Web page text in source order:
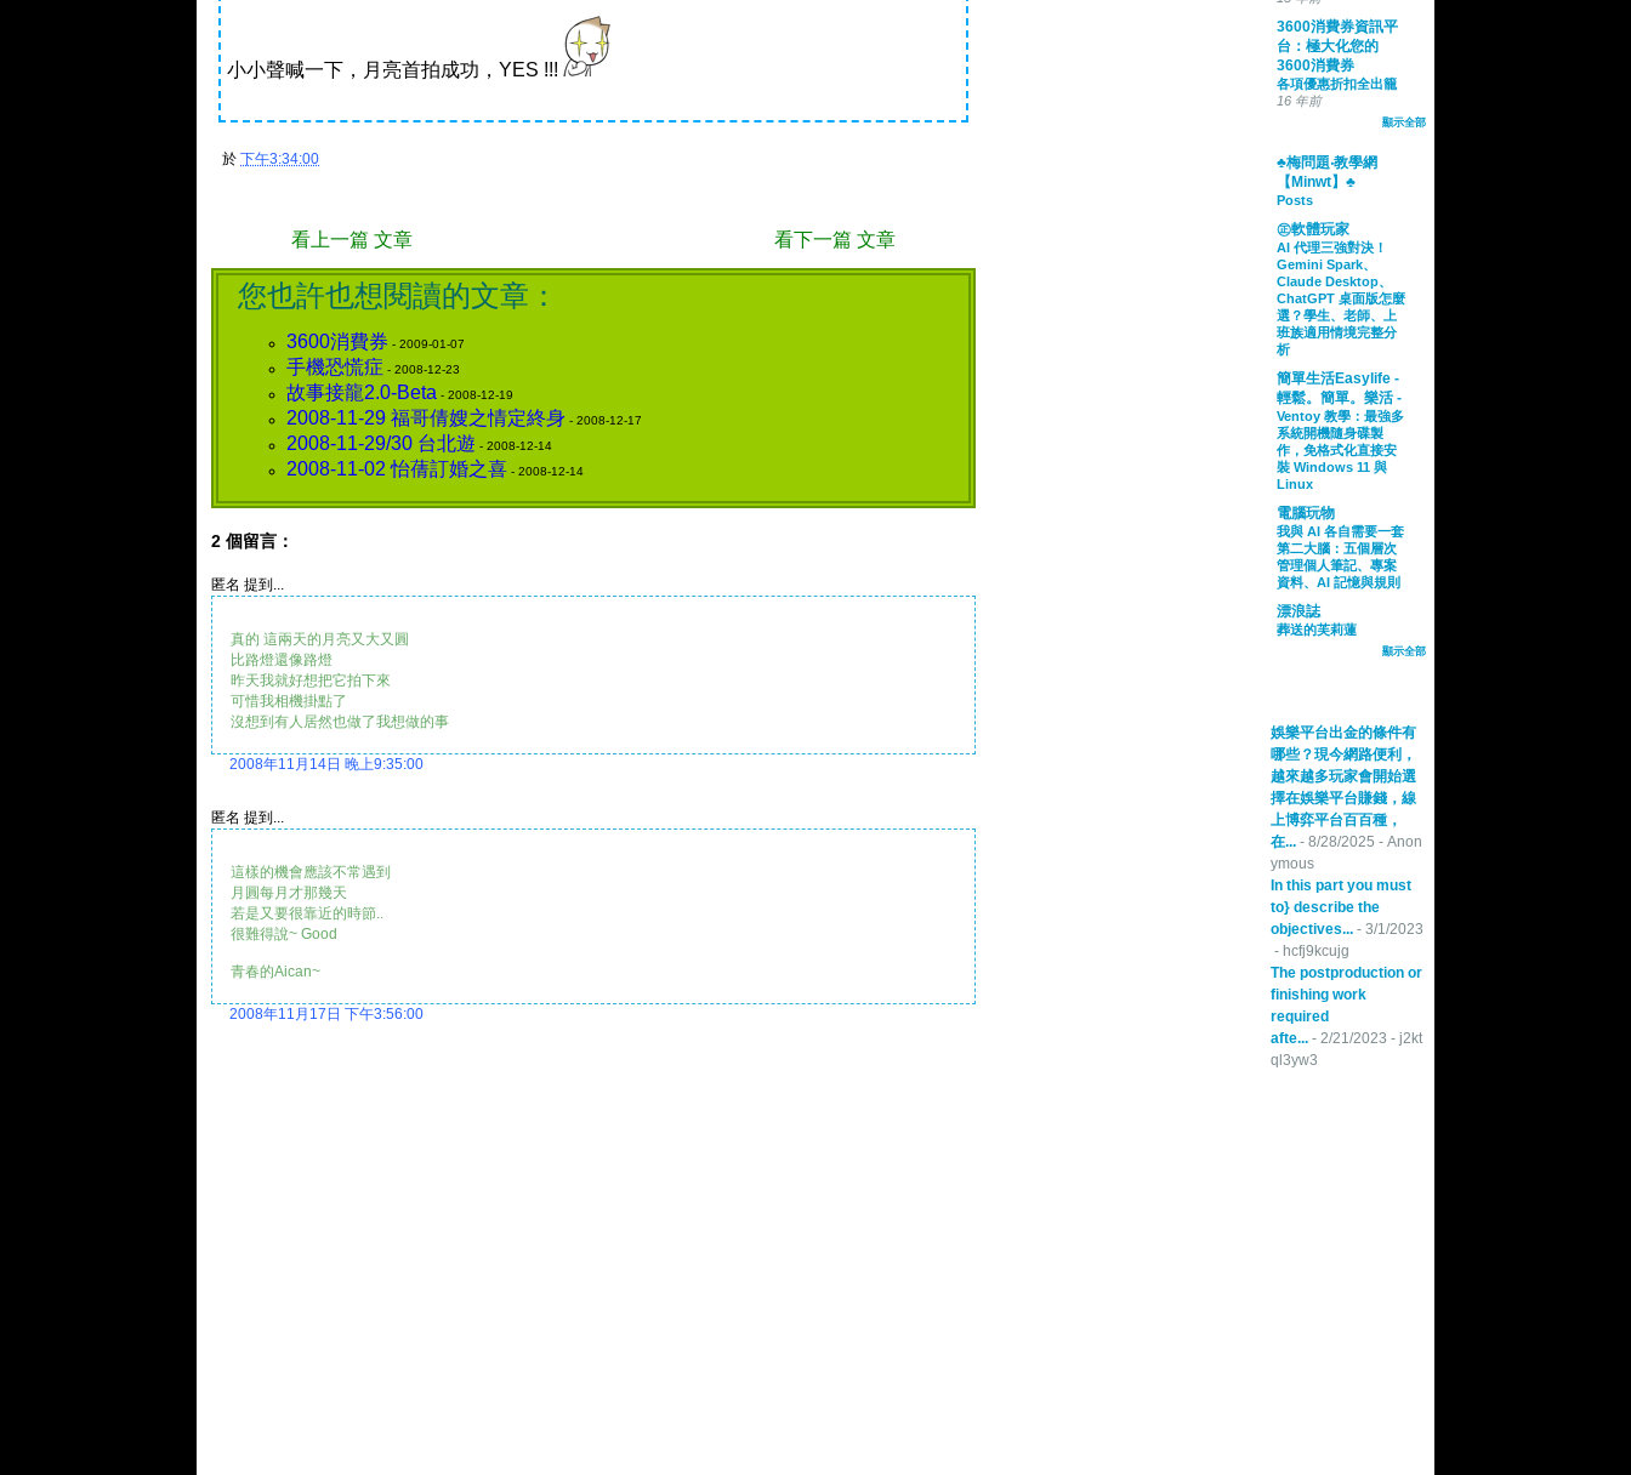
小小聲喊一下，月亮首拍成功，YES !!!
於 下午3:34:00
看上一篇 文章 看下一篇 文章
您也許也想閱讀的文章：
3600消費券 - 2009-01-07
手機恐慌症 - 2008-12-23
故事接龍2.0-Beta - 2008-12-19
2008-11-29 福哥倩嫂之情定終身 - 2008-12-17
2008-11-29/30 台北遊 - 2008-12-14
2008-11-02 怡蒨訂婚之喜 - 2008-12-14
2 個留言：
匿名 提到...
真的 這兩天的月亮又大又圓
比路燈還像路燈
昨天我就好想把它拍下來
可惜我相機掛點了
沒想到有人居然也做了我想做的事
2008年11月14日 晚上9:35:00
匿名 提到...
這樣的機會應該不常遇到
月圓每月才那幾天
若是又要很靠近的時節..
很難得說~ Good
青春的Aican~
2008年11月17日 下午3:56:00
3600消費券資訊平
台：極大化您的
3600消費券
各項優惠折扣全出籠
16 年前
顯示全部
♣梅問題‧教學網
【Minwt】♣
Posts
㊣軟體玩家
AI 代理三強對決！
Gemini Spark、
Claude Desktop、
ChatGPT 桌面版怎麼
選？學生、老師、上
班族適用情境完整分
析
簡單生活Easylife -
輕鬆。簡單。樂活 -
Ventoy 教學：最強多
系統開機隨身碟製
作，免格式化直接安
裝 Windows 11 與
Linux
電腦玩物
我與 AI 各自需要一套
第二大腦：五個層次
管理個人筆記、專案
資料、AI 記憶與規則
漂浪誌
葬送的芙莉蓮
顯示全部
娛樂平台出金的條件有
哪些？現今網路便利，
越來越多玩家會開始選
擇在娛樂平台賺錢，線
上博弈平台百百種，
在... - 8/28/2025 - Anon
ymous
In this part you must
to} describe the
objectives... - 3/1/2023
- hcfj9kcujg
The postproduction or
finishing work
required
afte... - 2/21/2023 - j2kt
ql3yw3